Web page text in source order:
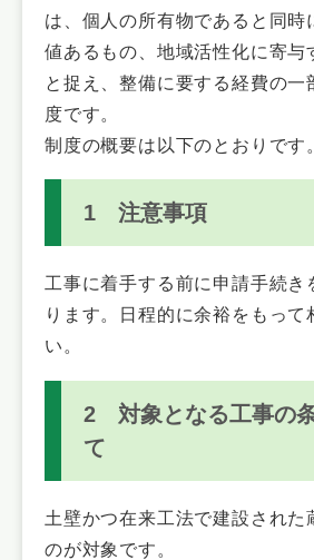
は、個人の所有物であると同時
値あるもの、地域活性化に寄与
と捉え、整備に要する経費の一
度です。
制度の概要は以下のとおりです
1 注意事項
工事に着手する前に申請手続き
ります。日程的に余裕をもって
い。
2 対象となる工事の
て
土壁かつ在来工法で建設された
のが対象です。